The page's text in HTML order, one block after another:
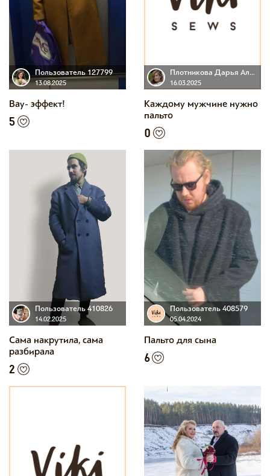
Пользователь 127799
13.08.2025
Вау- эффект!
5
Плотникова Дарья Альбертовна
16.03.2025
Каждому мужчине нужно
пальто
0
Пользователь 410826
14.02.2025
Сама накрутила, сама
разбирала
2
Пользователь 408579
05.04.2024
Пальто для сына
6